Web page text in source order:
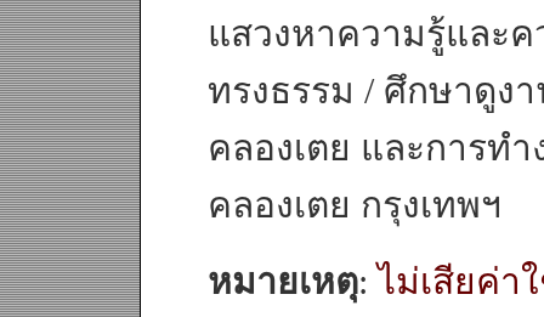
แสวงหาความรู้และ
ทรงธรรม / ศึกษาดูง
คลองเตย และการท
คลองเตย กรุงเทพฯ
หมายเหตุ:ไม่เสียค่า